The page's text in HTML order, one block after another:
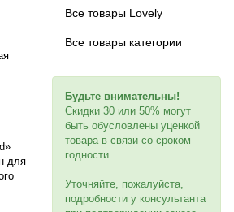
для
Все товары Lovely
Все товары категории
Будьте внимательны!
Скидки 30 или 50% могут
быть обусловлены уценкой
товара в связи со сроком
годности.
Уточняйте, пожалуйста,
подробности у консультанта